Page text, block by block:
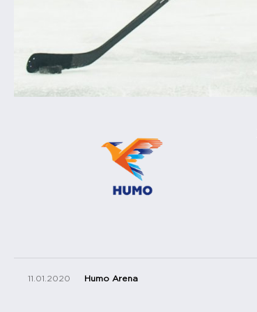
11.01.2020 Humo Arena